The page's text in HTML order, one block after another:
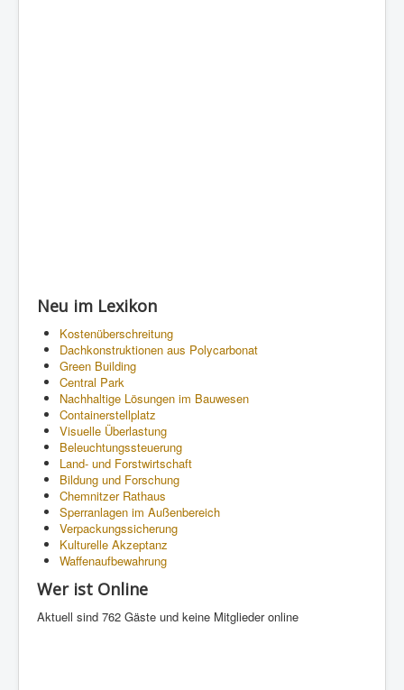
Neu im Lexikon
Kostenüberschreitung
Dachkonstruktionen aus Polycarbonat
Green Building
Central Park
Nachhaltige Lösungen im Bauwesen
Containerstellplatz
Visuelle Überlastung
Beleuchtungssteuerung
Land- und Forstwirtschaft
Bildung und Forschung
Chemnitzer Rathaus
Sperranlagen im Außenbereich
Verpackungssicherung
Kulturelle Akzeptanz
Waffenaufbewahrung
Wer ist Online
Aktuell sind 762 Gäste und keine Mitglieder online